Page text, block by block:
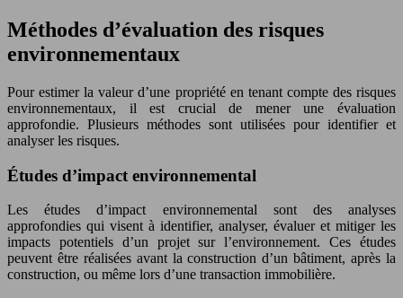
Méthodes d’évaluation des risques
environnementaux
Pour estimer la valeur d’une propriété en tenant compte des risques
environnementaux, il est crucial de mener une évaluation
approfondie. Plusieurs méthodes sont utilisées pour identifier et
analyser les risques.
Études d’impact environnemental
Les études d’impact environnemental sont des analyses
approfondies qui visent à identifier, analyser, évaluer et mitiger les
impacts potentiels d’un projet sur l’environnement. Ces études
peuvent être réalisées avant la construction d’un bâtiment, après la
construction, ou même lors d’une transaction immobilière.